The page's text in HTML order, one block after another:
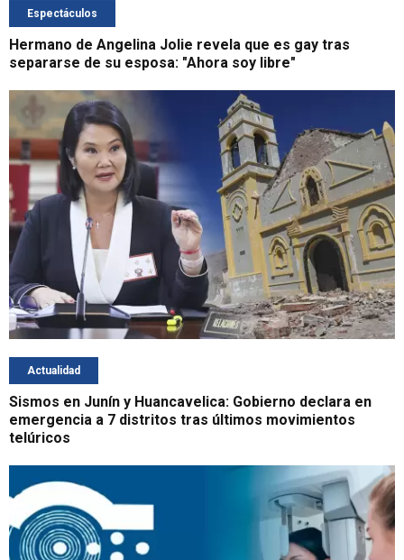
Espectáculos
Hermano de Angelina Jolie revela que es gay tras
separarse de su esposa: "Ahora soy libre"
Actualidad
Sismos en Junín y Huancavelica: Gobierno declara en
emergencia a 7 distritos tras últimos movimientos
telúricos